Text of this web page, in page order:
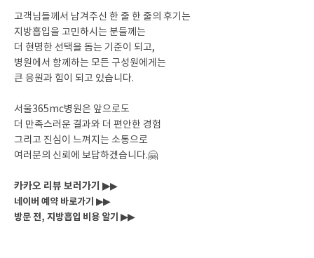
고객님들께서 남겨주신 한 줄 한 줄의 후기는
지방흡입을 고민하시는 분들께는
더 현명한 선택을 돕는 기준이 되고,
병원에서 함께하는 모든 구성원에게는
큰 응원과 힘이 되고 있습니다.
서울365mc병원은 앞으로도
더 만족스러운 결과와 더 편안한 경험
그리고 진심이 느껴지는 소통으로
여러분의 신뢰에 보답하겠습니다.🤗
카카오 리뷰 보러가기 ▶▶
네이버 예약 바로가기 ▶▶
방문 전, 지방흡입 비용 알기 ▶▶